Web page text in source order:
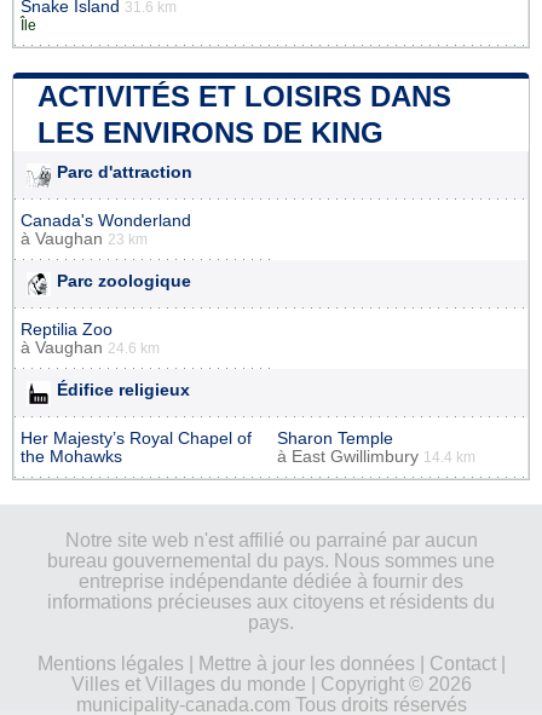
Snake Island 31.6 km
Île
ACTIVITÉS ET LOISIRS DANS
LES ENVIRONS DE KING
Parc d'attraction
Canada's Wonderland
à Vaughan 23 km
Parc zoologique
Reptilia Zoo
à Vaughan 24.6 km
Édifice religieux
Her Majesty’s Royal Chapel of
the Mohawks
Sharon Temple
à East Gwillimbury 14.4 km
Notre site web n'est affilié ou parrainé par aucun
bureau gouvernemental du pays. Nous sommes une
entreprise indépendante dédiée à fournir des
informations précieuses aux citoyens et résidents du
pays.
Mentions légales| Mettre à jour les données| Contact|
Villes et Villages du monde | Copyright © 2026
municipality-canada.com Tous droits réservés